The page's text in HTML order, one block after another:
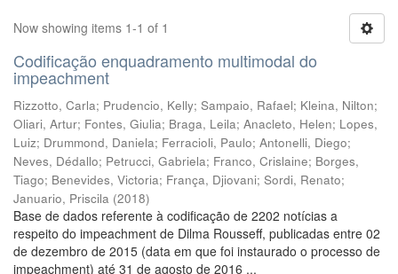
Now showing items 1-1 of 1
Codificação enquadramento multimodal do
impeachment
Rizzotto, Carla; Prudencio, Kelly; Sampaio, Rafael; Kleina, Nilton;
Oliari, Artur; Fontes, Giulia; Braga, Leila; Anacleto, Helen; Lopes,
Luiz; Drummond, Daniela; Ferracioli, Paulo; Antonelli, Diego;
Neves, Dédallo; Petrucci, Gabriela; Franco, Crislaine; Borges,
Tiago; Benevides, Victoria; França, Djiovani; Sordi, Renato;
Januario, Priscila (2018)
Base de dados referente à codificação de 2202 notícias a
respeito do impeachment de Dilma Rousseff, publicadas entre 02
de dezembro de 2015 (data em que foi instaurado o processo de
impeachment) até 31 de agosto de 2016 ...